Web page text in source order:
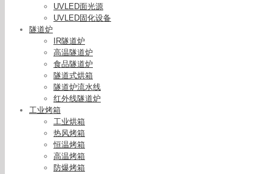
UVLED面光源
UVLED固化设备
隧道炉
IR隧道炉
高温隧道炉
食品隧道炉
隧道式烘箱
隧道炉流水线
红外线隧道炉
工业烤箱
工业烘箱
热风烤箱
恒温烤箱
高温烤箱
防爆烤箱